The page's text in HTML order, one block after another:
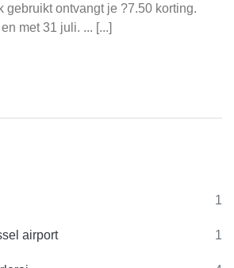
1
airport 1
gebruikt ontvangt je ?7.50 korting.
met 31 juli. ... [...]